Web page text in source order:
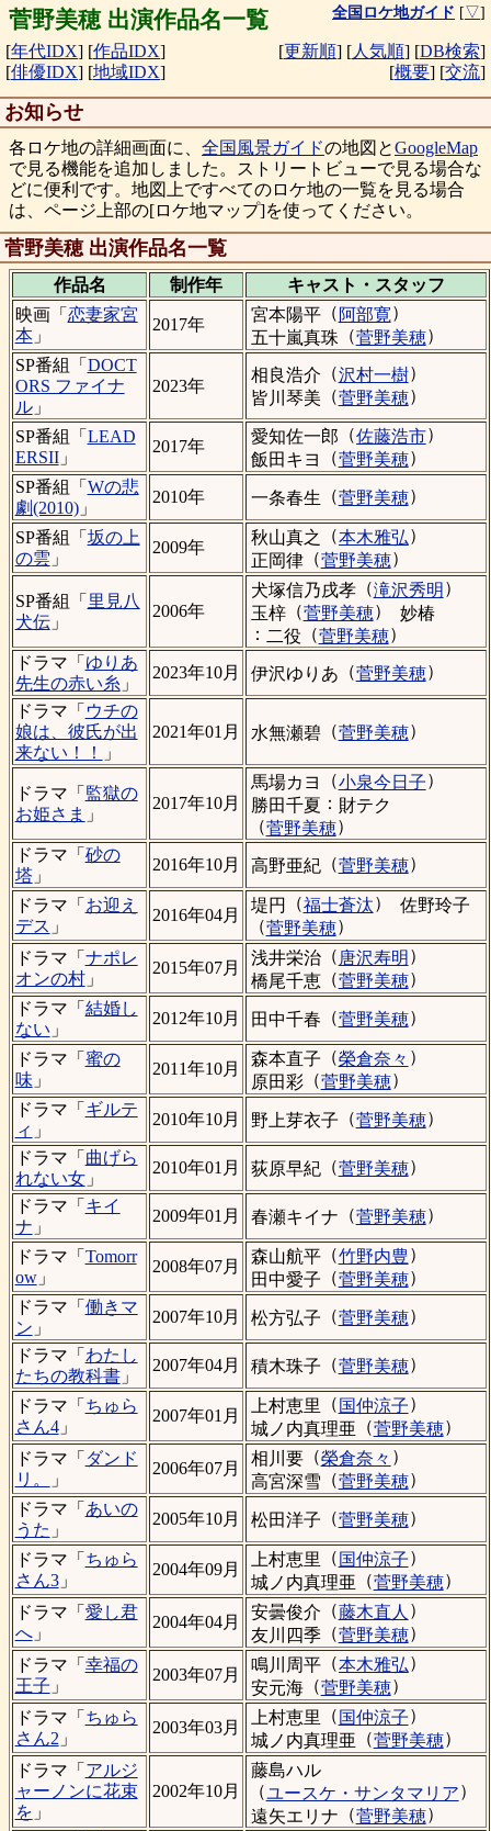
菅野美穂 出演作品名一覧 全国ロケ地ガイド [▽]
[年代IDX] [作品IDX]
[俳優IDX] [地域IDX]
[更新順] [人気順] [DB検索]
[概要] [交流]
お知らせ
各ロケ地の詳細画面に、 全国風景ガイドの地図とGoogleMap
で見る機能を追加しました。ストリートビューで見る場合な
どに便利です。地図上ですべてのロケ地の一覧を見る場合
は、ページ上部の[ロケ地マップ]を使ってください。
菅野美穂 出演作品名一覧
作品名 制作年 キャスト・ スタッフ
映画「 恋妻家宮
本」
2017年
宮本陽平（ 阿部寛）
五十嵐真珠 （菅野美穂）
SP番組「 DOCT
ORS ファイナ
ル」
2023年
相良浩介 （沢村一樹）
皆川琴美 （菅野美穂）
SP番組「 LEAD
ERSII」
2017年
愛知佐一郎 （佐藤浩市）
飯田キヨ
（菅野美穂）
SP番組「 Wの悲
劇(2010)」
2010年 一条春生 （菅野美穂）
SP番組「 坂の上
の雲 」
2009年
秋山真之 （本木雅弘）
正岡律（菅野美穂）
SP番組「 里見八
犬伝」
2006年
犬塚信乃戌孝（滝沢秀明 ）
玉梓（菅野美穂）
妙椿
： 二役 （菅野美穂）
ドラマ「 ゆりあ
先生の赤い糸 」
2023年10月 伊沢ゆりあ （菅野美穂）
ドラマ「 ウチの
娘は、彼氏が出
来ない！！
」
2021年01月 水無瀬碧（菅野美穂）
ドラマ「 監獄の
お姫さま 」
2017年10月
馬場カヨ （小泉今日子）
勝田千夏 ： 財テク
（菅野美穂）
ドラマ「 砂の
塔」
2016年10月 高野亜紀 （菅野美穂）
ドラマ「 お迎え
デス 」
2016年04月
堤円 （福士蒼汰）
佐野玲子
（菅野美穂）
ドラマ「 ナポレ
オンの村」
2015年07月
浅井栄治（ 唐沢寿明 ）
橋尾千恵（菅野美穂）
ドラマ「 結婚し
ない 」
2012年10月 田中千春 （菅野美穂）
ドラマ「 蜜の
味 」
2011年10月
森本直子 （榮倉奈々 ）
原田彩 （菅野美穂）
ドラマ「 ギルテ
ィ 」
2010年10月 野上芽衣子 （菅野美穂）
ドラマ「 曲げら
れない女」
2010年01月 荻原早紀 （菅野美穂）
ドラマ「 キイ
ナ 」
2009年01月 春瀬キイナ （菅野美穂）
ドラマ「 Tomorr
ow」
2008年07月
森山航平（竹野内豊）
田中愛子 （菅野美穂）
ドラマ「 働きマ
ン 」
2007年10月 松方弘子 （菅野美穂）
ドラマ「 わたし
たちの教科書」
2007年04月 積木珠子 （菅野美穂）
ドラマ「 ちゅら
さん4」
2007年01月
上村恵里 （ 国仲涼子）
城ノ内真理亜 （菅野美穂）
ドラマ「 ダンド
リ。
」
2006年07月
相川要（榮倉奈々 ）
高宮深雪 （菅野美穂）
ドラマ「 あいの
うた 」
2005年10月 松田洋子 （菅野美穂）
ドラマ「 ちゅら
さん3」
2004年09月
上村恵里 （ 国仲涼子）
城ノ内真理亜 （菅野美穂）
ドラマ「 愛し君
へ」
2004年04月
安曇俊介 （藤木直人 ）
友川四季 （菅野美穂）
ドラマ「 幸福の
王子 」
2003年07月
鳴川周平（本木雅弘）
安元海（菅野美穂）
ドラマ「 ちゅら
さん2 」
2003年03月
上村恵里 （ 国仲涼子）
城ノ内真理亜 （菅野美穂）
ドラマ「 アルジ
ャーノンに花束
を 」
2002年10月
藤島ハル
（ユースケ・サンタマリア）
遠矢エリナ （菅野美穂）